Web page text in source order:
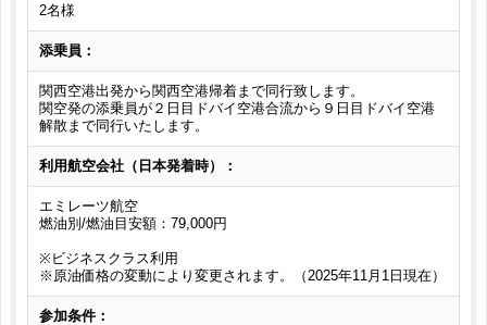
2名様
添乗員：
関西空港出発から関西空港帰着まで同行致します。
関空発の添乗員が２日目ドバイ空港合流から９日目ドバイ空港
解散まで同行いたします。
利用航空会社（日本発着時）：
エミレーツ航空
燃油別/燃油目安額：79,000円
※ビジネスクラス利用
※原油価格の変動により変更されます。（2025年11月1日現在）
参加条件：